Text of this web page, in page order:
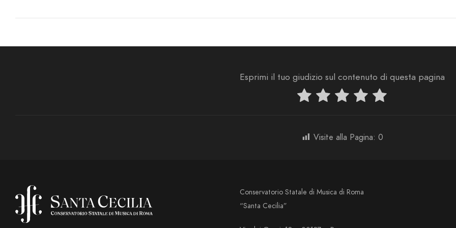
Esprimi il tuo giudizio sul contenuto di questa pagina
Visite alla Pagina: 0
Conservatorio Statale di Musica di Roma
“Santa Cecilia”